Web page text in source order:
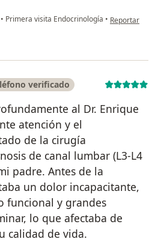
• Primera visita Endocrinología • en opinión
Reportar
verificado
al Dr. Enrique
atención y el
de la cirugía
de canal lumbar (L3-L4
padre. Antes de la
un dolor incapacitante,
funcional y grandes
lo que afectaba de
calidad de vida.